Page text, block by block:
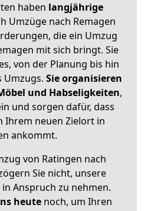
haben langjährige
Umzüge nach Remagen
die ein Umzug
mit sich bringt. Sie
von der Planung bis hin
Sie organisieren
und Habseligkeiten,
und sorgen dafür, dass
Ihrem neuen Zielort in
ankommt.
von Ratingen nach
Sie nicht, unsere
Anspruch zu nehmen.
heutenoch, um Ihren